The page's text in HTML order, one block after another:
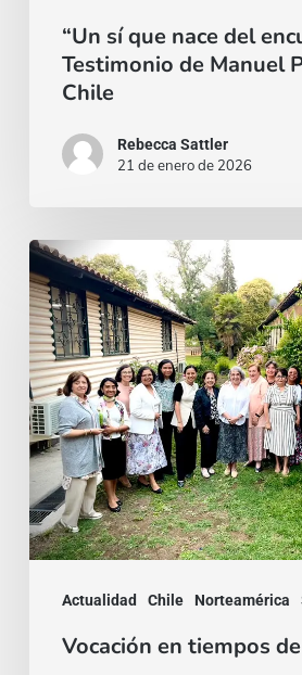
“Un sí que nace del
Testimonio de Manuel
Chile
Rebecca Sattler
21 de enero de 2026
Actualidad Chile Norteamérica
Vocación
en
tiempos
de
hastío
Vocación en tiempos